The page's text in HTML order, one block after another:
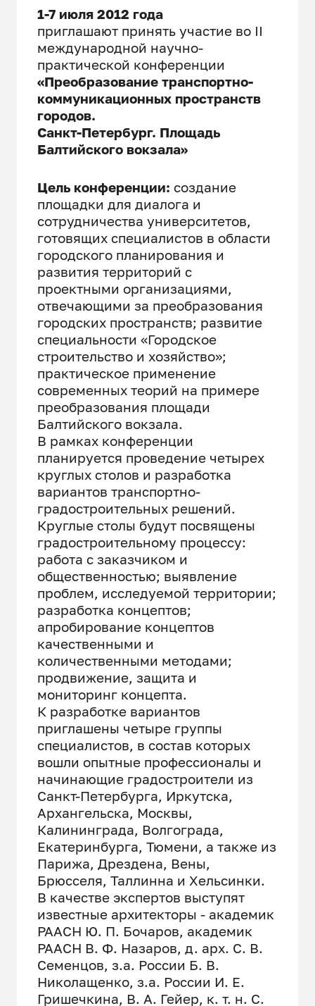
1-7 июля 2012 года
приглашают принять участие во II
международной научно-
практической конференции
«Преобразование транспортно-
коммуникационных пространств
городов.
Санкт-Петербург. Площадь
Балтийского вокзала»
Цель конференции: создание
площадки для диалога и
сотрудничества университетов,
готовящих специалистов в области
городского планирования и
развития территорий с
проектными организациями,
отвечающими за преобразования
городских пространств; развитие
специальности «Городское
строительство и хозяйство»;
практическое применение
современных теорий на примере
преобразования площади
Балтийского вокзала.
В рамках конференции
планируется проведение четырех
круглых столов и разработка
вариантов транспортно-
градостроительных решений.
Круглые столы будут посвящены
градостроительному процессу:
работа с заказчиком и
общественностью; выявление
проблем, исследуемой территории;
разработка концептов;
апробирование концептов
качественными и
количественными методами;
продвижение, защита и
мониторинг концепта.
К разработке вариантов
приглашены четыре группы
специалистов, в состав которых
вошли опытные профессионалы и
начинающие градостроители из
Санкт-Петербурга, Иркутска,
Архангельска, Москвы,
Калининграда, Волгограда,
Екатеринбурга, Тюмени, а также из
Парижа, Дрездена, Вены,
Брюсселя, Таллинна и Хельсинки.
В качестве экспертов выступят
известные архитекторы - академик
РААСН Ю. П. Бочаров, академик
РААСН В. Ф. Назаров, д. арх. С. В.
Семенцов, з.а. России Б. В.
Николащенко, з.а. России И. Е.
Гришечкина, В. А. Гейер, к. т. н. С.